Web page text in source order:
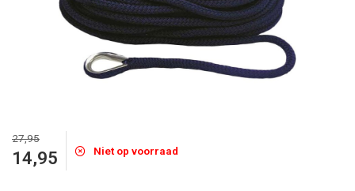
27,95
14,95 Niet op voorraad